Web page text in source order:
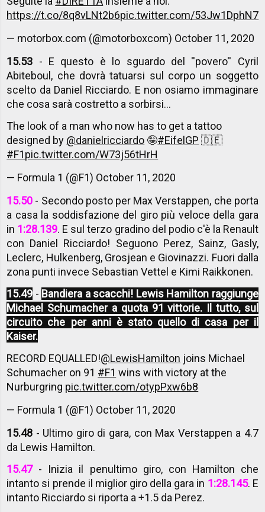
https://t.co/8q8vLNt2b6pic.twitter.com/53Jw1DphN7
— motorbox.com (@motorboxcom) October 11, 2020
15.53 - E questo è lo sguardo del ''povero'' Cyril
Abiteboul, che dovrà tatuarsi sul corpo un soggetto
scelto da Daniel Ricciardo. E non osiamo immaginare
che cosa sarà costretto a sorbirsi...
The look of a man who now has to get a tattoo
designed by @danielricciardo 🤪#EifelGP 🇩🇪
#F1pic.twitter.com/W73j56tHrH
— Formula 1 (@F1) October 11, 2020
15.50 - Secondo posto per Max Verstappen, che porta
a casa la soddisfazione del giro più veloce della gara
in 1:28.139. E sul terzo gradino del podio c'è la Renault
con Daniel Ricciardo! Seguono Perez, Sainz, Gasly,
Leclerc, Hulkenberg, Grosjean e Giovinazzi. Fuori dalla
zona punti invece Sebastian Vettel e Kimi Raikkonen.
15.49 - Bandiera a scacchi! Lewis Hamilton raggiunge
Michael Schumacher a quota 91 vittorie. Il tutto, sul
circuito che per anni è stato quello di casa per il
Kaiser.
RECORD EQUALLED!@LewisHamilton joins Michael
Schumacher on 91 #F1 wins with victory at the
Nurburgring pic.twitter.com/otypPxw6b8
— Formula 1 (@F1) October 11, 2020
15.48 - Ultimo giro di gara, con Max Verstappen a 4.7
da Lewis Hamilton.
15.47- Inizia il penultimo giro, con Hamilton che
intanto si prende il miglior giro della gara in 1:28.145. E
intanto Ricciardo si riporta a +1.5 da Perez.